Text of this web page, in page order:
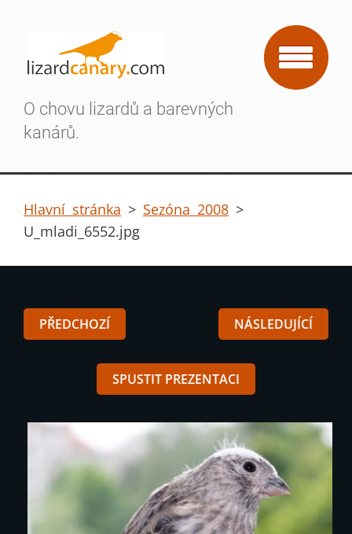
O chovu lizardů a barevných
kanárů.
Hlavní stránka > Sezóna 2008 >
U_mladi_6552.jpg
PŘEDCHOZÍ NÁSLEDUJÍCÍ
SPUSTIT PREZENTACI